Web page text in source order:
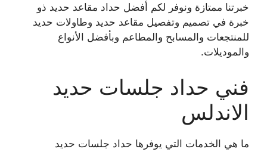
خبرتنا ممتازة ونوفر لكم أفضل حداد مقاعد حديد ذو
خبرة في تصميم وتفصيل مقاعد حديد وطاولات حديد
للمنتجعات والمسابح والمطاعم وبأفضل الأنواع
والموديلات.
فني حداد جلسات حديد
الاندلس
ما هي الخدمات التي يوفرها حداد جلسات حديد